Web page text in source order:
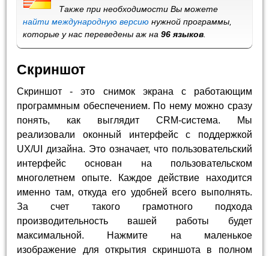
Также при необходимости Вы можете
найти международную версию нужной программы,
которые у нас переведены аж на96 языков
Скриншот
Скриншот - это снимок экрана с работающим
программным обеспечением. По нему можно сразу
понять, как выглядит CRM-система. Мы
реализовали оконный интерфейс с поддержкой
UX/UI дизайна. Это означает, что пользовательский
интерфейс основан на пользовательском
многолетнем опыте. Каждое действие находится
именно там, откуда его удобней всего выполнять.
За счет такого грамотного подхода
производительность вашей работы будет
максимальной. Нажмите на маленькое
изображение для открытия скриншота в полном